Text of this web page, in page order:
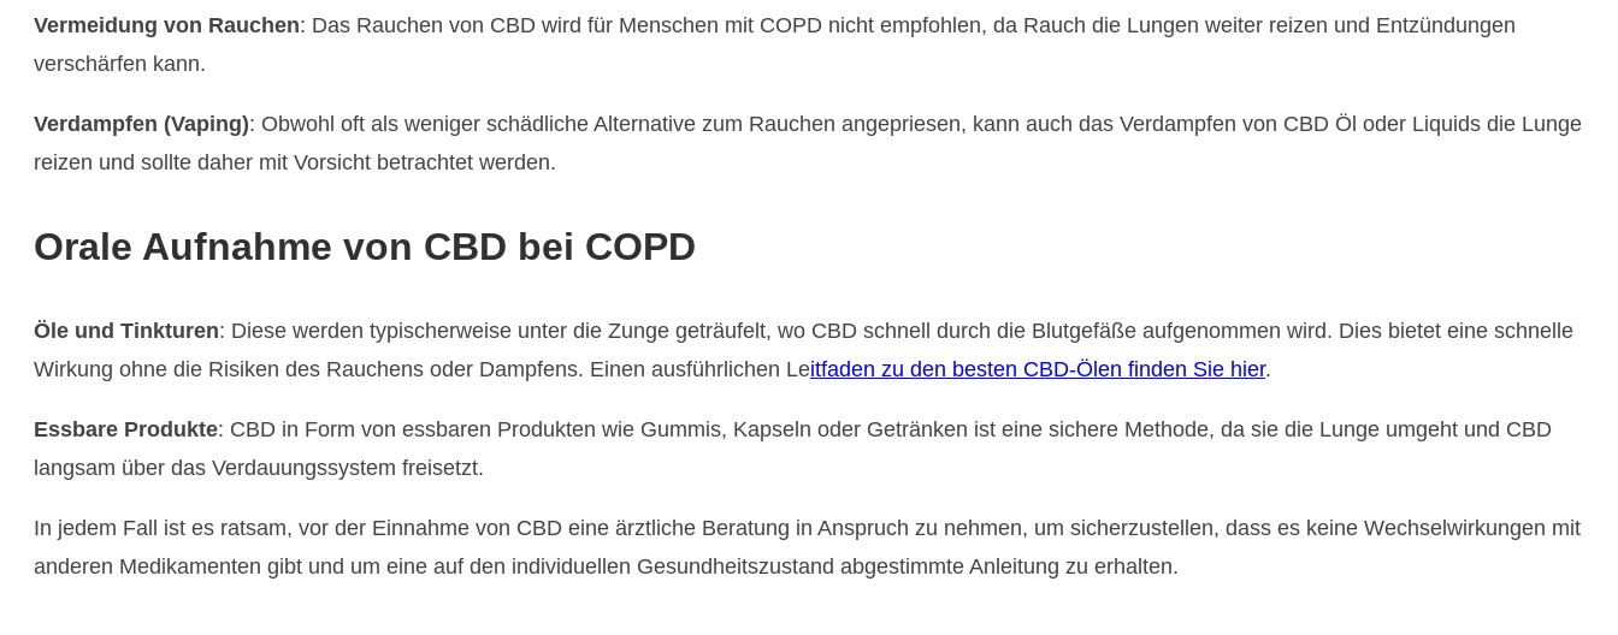
Vermeidung von Rauchen: Das Rauchen von CBD wird für Menschen mit COPD nicht empfohlen, da Rauch die Lungen weiter reizen und Entzündungen
verschärfen kann​​.
Verdampfen (Vaping): Obwohl oft als weniger schädliche Alternative zum Rauchen angepriesen, kann auch das Verdampfen von CBD Öl oder Liquids die Lunge
reizen und sollte daher mit Vorsicht betrachtet werden​​.
Orale Aufnahme von CBD bei COPD
Öle und Tinkturen: Diese werden typischerweise unter die Zunge geträufelt, wo CBD schnell durch die Blutgefäße aufgenommen wird. Dies bietet eine schnelle
Wirkung ohne die Risiken des Rauchens oder Dampfens. Einen ausführlichen Leitfaden zu den besten CBD-Ölen finden Sie hier.
Essbare Produkte: CBD in Form von essbaren Produkten wie Gummis, Kapseln oder Getränken ist eine sichere Methode, da sie die Lunge umgeht und CBD
langsam über das Verdauungssystem freisetzt​.
In jedem Fall ist es ratsam, vor der Einnahme von CBD eine ärztliche Beratung in Anspruch zu nehmen, um sicherzustellen, dass es keine Wechselwirkungen mit
anderen Medikamenten gibt und um eine auf den individuellen Gesundheitszustand abgestimmte Anleitung zu erhalten.